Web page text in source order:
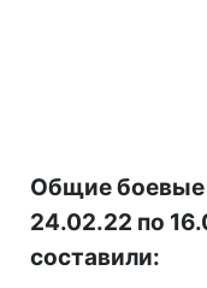
Общие боевые
24.02.22 по
составили: